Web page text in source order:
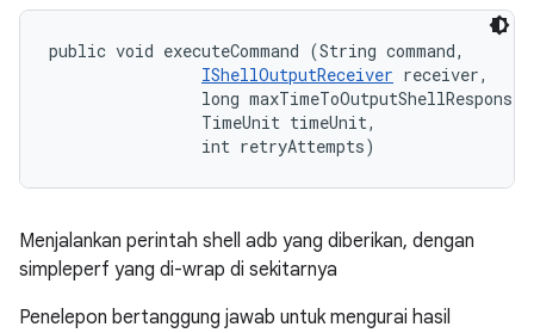
public void executeCommand (String command,
IShellOutputReceiver receiver,
long
                TimeUnit timeUnit,
                int retryAttempts)
Menjalankan perintah shell adb yang diberikan, dengan
simpleperf yang di-wrap di sekitarnya
Penelepon bertanggung jawab untuk mengurai hasil